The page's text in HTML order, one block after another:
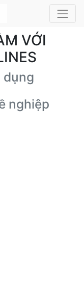
VỚI
dụng
nghiệp